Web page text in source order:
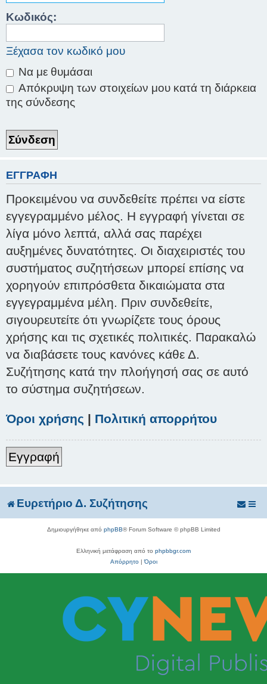
Κωδικός:
Ξέχασα τον κωδικό μου
Να με θυμάσαι
Απόκρυψη των στοιχείων μου κατά τη διάρκεια
της σύνδεσης
ΕΓΓΡΑΦΉ
Προκειμένου να συνδεθείτε πρέπει να είστε
εγγεγραμμένο μέλος. Η εγγραφή γίνεται σε
λίγα μόνο λεπτά, αλλά σας παρέχει
αυξημένες δυνατότητες. Οι διαχειριστές του
συστήματος συζητήσεων μπορεί επίσης να
χορηγούν επιπρόσθετα δικαιώματα στα
εγγεγραμμένα μέλη. Πριν συνδεθείτε,
σιγουρευτείτε ότι γνωρίζετε τους όρους
χρήσης και τις σχετικές πολιτικές. Παρακαλώ
να διαβάσετε τους κανόνες κάθε Δ.
Συζήτησης κατά την πλοήγησή σας σε αυτό
το σύστημα συζητήσεων.
Όροι χρήσης | Πολιτική απορρήτου
Εγγραφή
Ευρετήριο Δ. Συζήτησης
Δημιουργήθηκε από phpBB® Forum Software © phpBB Limited
Ελληνική μετάφραση από το phpbbgr.com
Απόρρητο|Όροι